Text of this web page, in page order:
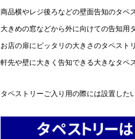
商品横やレジ後ろなどの壁面告知のタ
大きめの窓などから外に向けての告知
お店の扉にピッタリの大きさのタペス
軒先や壁に大きく告知できる大きなタ
タペストリーご入り用の際には設置した